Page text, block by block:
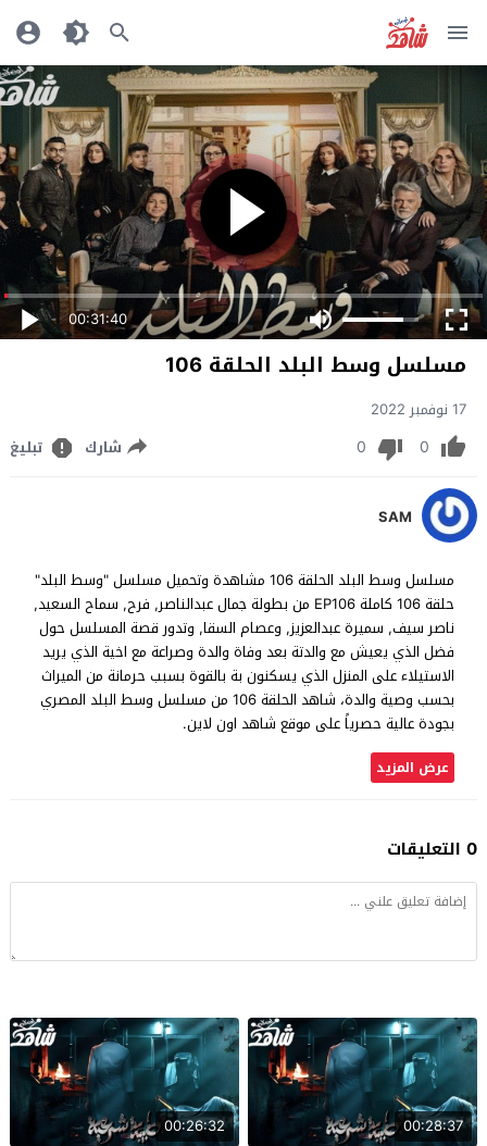
00:31:40
مسلسل وسط البلد الحلقة 106
17 نوفمبر 2022
0
0 شارك تبليغ
SAM
مسلسل وسط البلد الحلقة 106 مشاهدة وتحميل مسلسل "وسط البلد"
حلقة 106 كاملة EP106 من بطولة جمال عبدالناصر, فرح, سماح السعيد,
ناصر سيف, سميرة عبدالعزيز, وعصام السقا, وتدور قصة المسلسل حول
فضل الذي يعيش مع والدتة بعد وفاة والدة وصراعة مع اخية الذي يريد
الاستيلاء على المنزل الذي يسكنون بة بالقوة بسبب حرمانة من الميراث
بحسب وصية والدة، شاهد الحلقة 106 من مسلسل وسط البلد المصري
بجودة عالية حصرياً على موقع شاهد اون لاين.
عرض المزيد
0 التعليقات
00:28:37
00:26:32